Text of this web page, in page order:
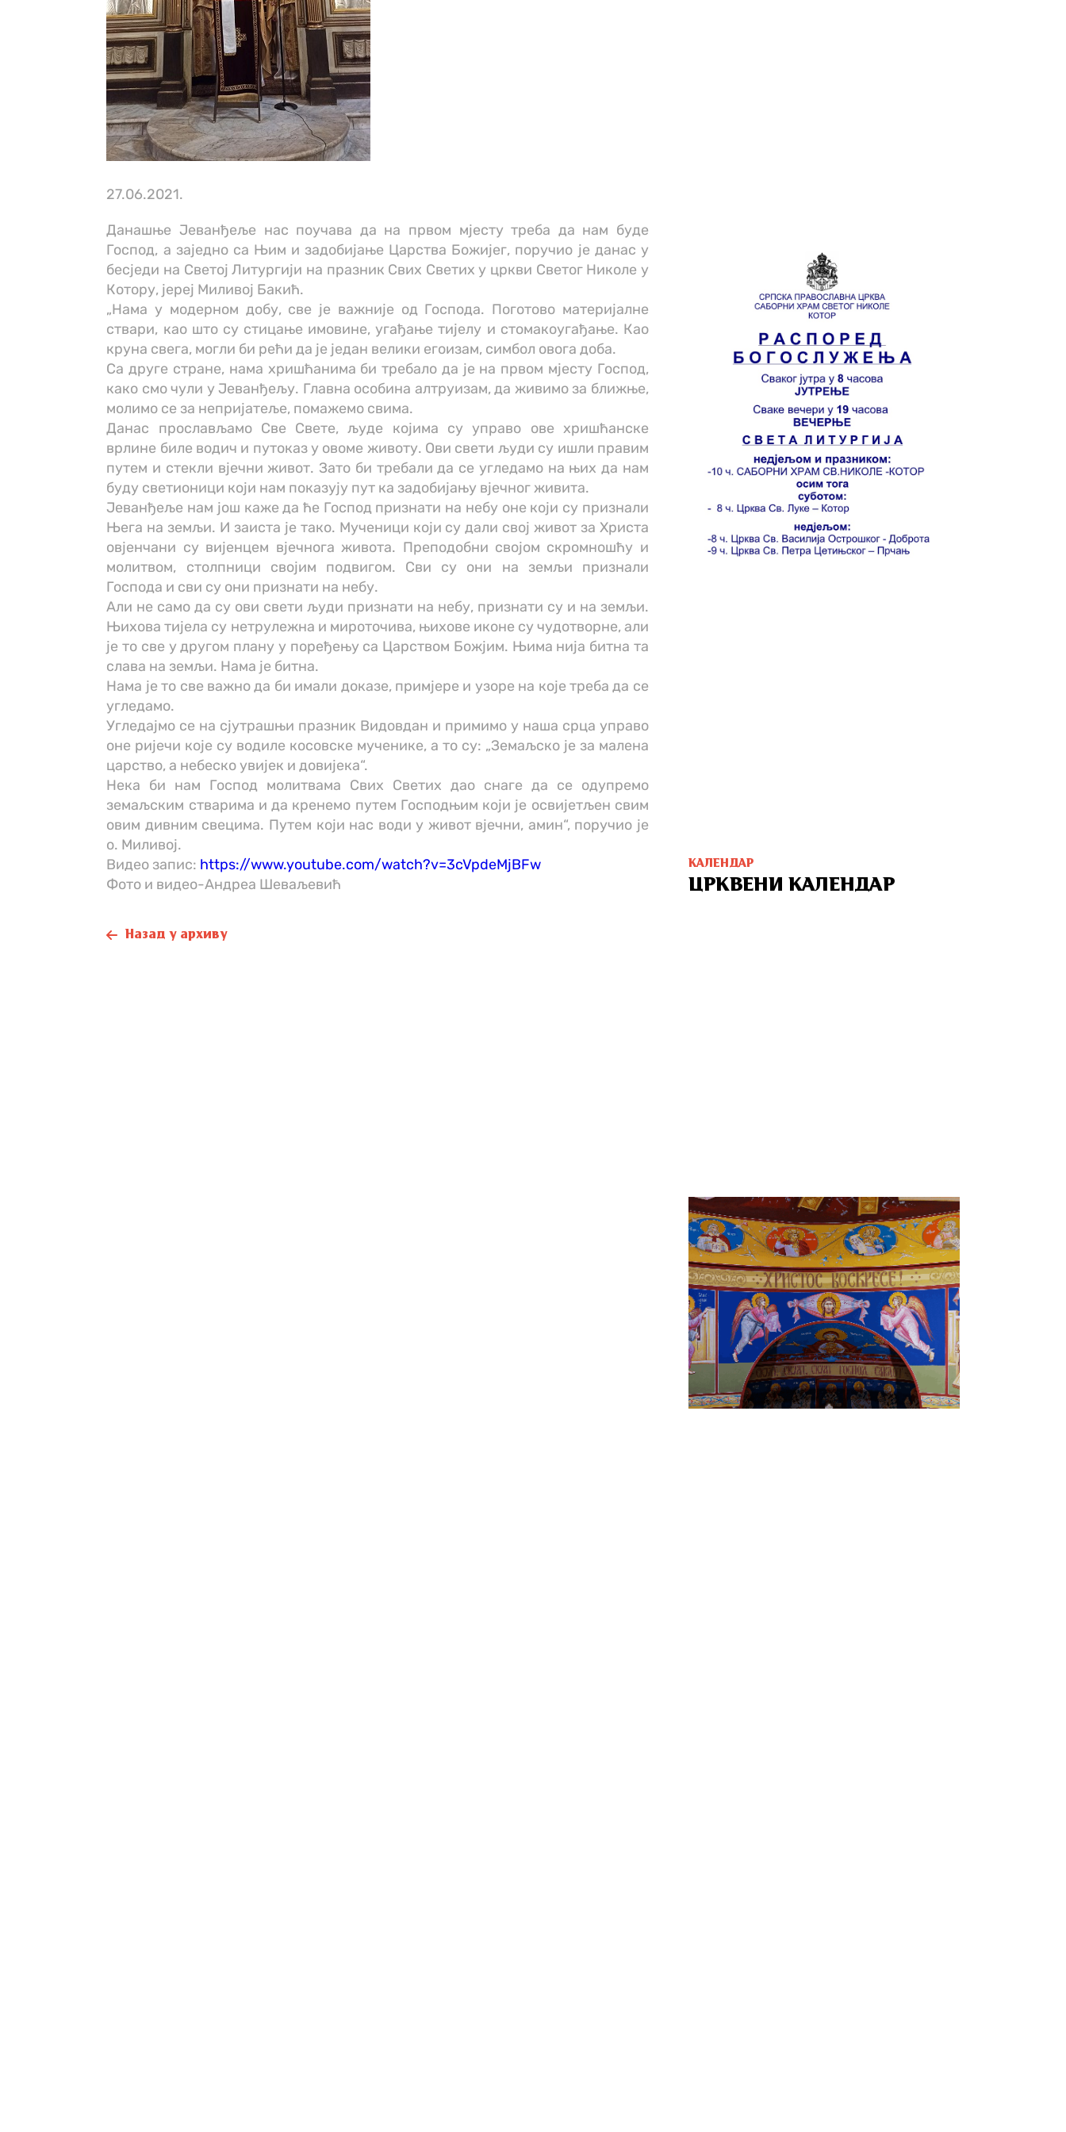
27.06.2021.
Данашње Јеванђеље нас поучава да на првом мјесту треба да нам буде
Господ, а заједно са Њим и задобијање Царства Божијег, поручио је данас у
бесједи на Светој Литургији на празник Свих Светих у цркви Светог Николе у
Котору, јереј Миливој Бакић.
„Нама у модерном добу, све је важније од Господа. Поготово материјалне
ствари, као што су стицање имовине, угађање тијелу и стомакоугађање. Као
круна свега, могли би рећи да је један велики егоизам, симбол овога доба.
Са друге стране, нама хришћанима би требало да је на првом мјесту Господ,
како смо чули у Јеванђељу. Главна особина алтруизам, да живимо за ближње,
молимо се за непријатеље, помажемо свима.
Данас прослављамо Све Свете, људе којима су управо ове хришћанске
врлине биле водич и путоказ у овоме животу. Ови свети људи су ишли правим
путем и стекли вјечни живот. Зато би требали да се угледамо на њих да нам
буду светионици који нам показују пут ка задобијању вјечног живита.
Јеванђеље нам још каже да ће Господ признати на небу оне који су признали
Њега на земљи. И заиста је тако. Мученици који су дали свој живот за Христа
овјенчани су вијенцем вјечнога живота. Преподобни својом скромношћу и
молитвом, столпници својим подвигом. Сви су они на земљи признали
Господа и сви су они признати на небу.
Али не само да су ови свети људи признати на небу, признати су и на земљи.
Њихова тијела су нетрулежна и мироточива, њихове иконе су чудотворне, али
је то све у другом плану у поређењу са Царством Божјим. Њима нија битна та
слава на земљи. Нама је битна.
Нама је то све важно да би имали доказе, примјере и узоре на које треба да се
угледамо.
Угледајмо се на сјутрашњи празник Видовдан и примимо у наша срца управо
оне ријечи које су водиле косовске мученике, а то су: „Земаљско је за малена
царство, а небеско увијек и довијека“.
Нека би нам Господ молитвама Свих Светих дао снаге да се одупремо
земаљским стварима и да кренемо путем Господњим који је освијетљен свим
овим дивним свецима. Путем који нас води у живот вјечни, амин“, поручио је
о. Миливој.
Видео запис: https://www.youtube.com/watch?v=3cVpdeMjBFw
Фото и видео-Андреа Шеваљевић
Назад у архиву
КАЛЕНДАР
ЦРКВЕНИ КАЛЕНДАР